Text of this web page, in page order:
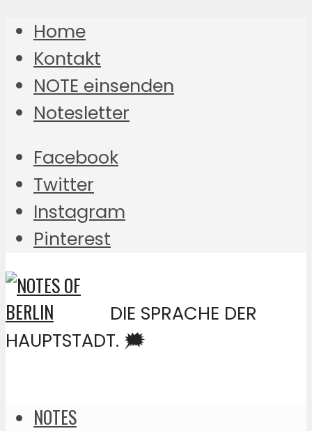
Home
Kontakt
NOTE einsenden
Notesletter
Facebook
Twitter
Instagram
Pinterest
DIE SPRACHE DER
HAUPTSTADT. 🗯️
NOTES